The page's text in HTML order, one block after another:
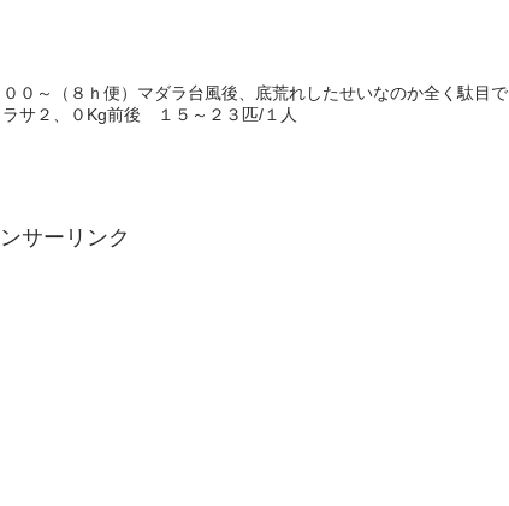
０～（８ｈ便）マダラ台風後、底荒れしたせいなのか全く駄目で
サ２、０Kg前後 １５～２３匹/１人
サーリンク